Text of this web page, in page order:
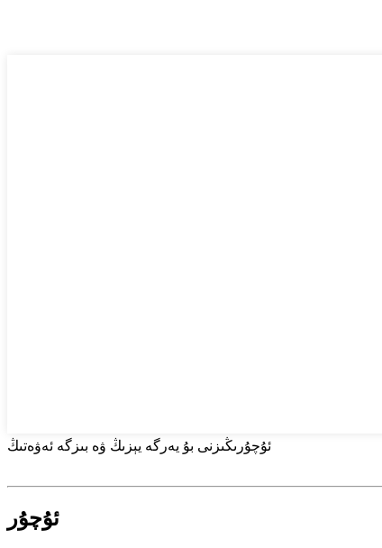
ئۇچۇرىڭىزنى بۇ يەرگە يېزىڭ ۋە بىزگە ئەۋەتىڭ
ئۇچۇر